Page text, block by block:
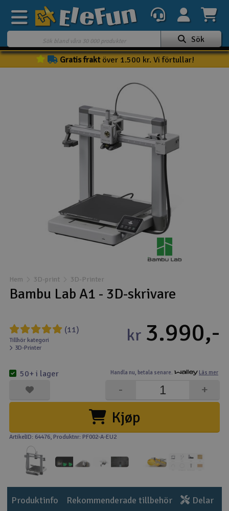
Veckans erbjudande
Mina favoriter
Present kort
3D-print
Bilbana
Drönare
Drönare för FPV
Flygplan
Helikopter
Kamerautrustning
Modellbygg- och byggsatser
Modelljärnväg
Motor & tillbehör
Outlet
Radioutrustning
Sök
Gratis fraktöver 1.500 kr. Vi förtullar!
Hem 3D-print 3D-Printer
Bambu Lab A1 - 3D-skrivare
(11)
Tillhör kategori
3D-Printer
Handla nu, betala senare. Läs mer
kr 3.990,-
Kjøp
+
-
50+ i lager
ArtikelID: 64476, Produktnr: PF002-A-EU2
Produktinfo Rekommenderade tillbehör Delar